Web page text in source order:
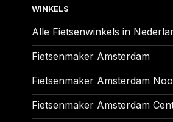
WINKELS
Alle Fietsenwinkels in
Fietsenmaker Amsterdam
Fietsenmaker Amsterdam
Fietsenmaker Amsterdam